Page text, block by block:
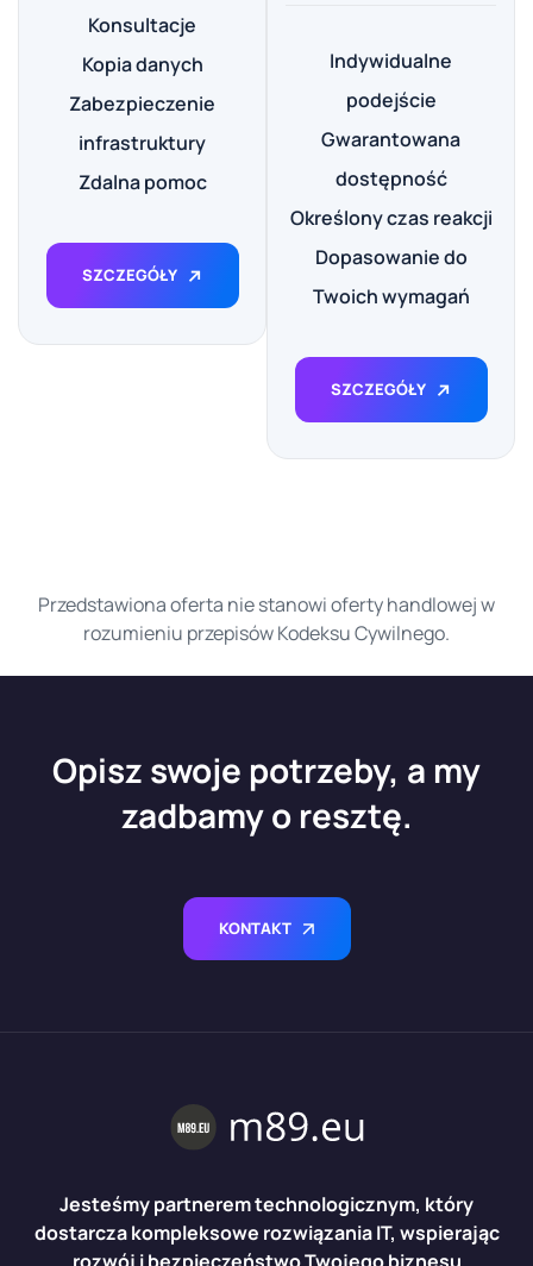
Konsultacje
Kopia danych
Zabezpieczenie
infrastruktury
Zdalna pomoc
SZCZEGÓŁY
Indywidualne
podejście
Gwarantowana
dostępność
Określony czas reakcji
Dopasowanie do
Twoich wymagań
SZCZEGÓŁY
Przedstawiona oferta nie stanowi oferty handlowej w
rozumieniu przepisów Kodeksu Cywilnego.
Opisz swoje potrzeby, a my
zadbamy o resztę.
KONTAKT
Jesteśmy partnerem technologicznym, który
dostarcza kompleksowe rozwiązania IT, wspierając